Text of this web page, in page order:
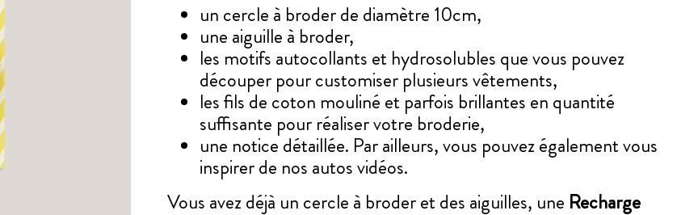
un cercle à broder de diamètre 10cm,
une aiguille à broder,
les motifs autocollants et hydrosolubles que vous pouvez
découper pour customiser plusieurs vêtements,
les fils de coton mouliné et parfois brillantes en quantité
suffisante pour réaliser votre broderie,
une notice détaillée. Par ailleurs, vous pouvez également vous
inspirer de nos autos vidéos.
Vous avez déjà un cercle à broder et des aiguilles, une Recharge